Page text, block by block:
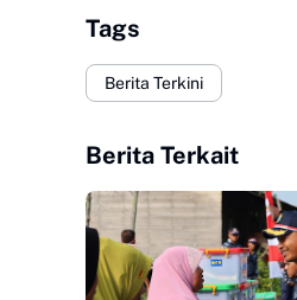
Tags
Berita Terkini
Berita Terkait